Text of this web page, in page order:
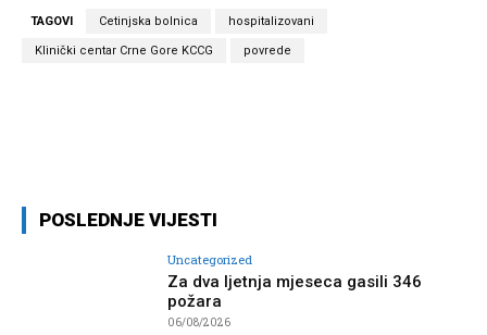
TAGOVI Cetinjska bolnica hospitalizovani
Klinički centar Crne Gore KCCG povrede
POSLEDNJE VIJESTI
Uncategorized
Za dva ljetnja mjeseca gasili 346
požara
06/08/2026